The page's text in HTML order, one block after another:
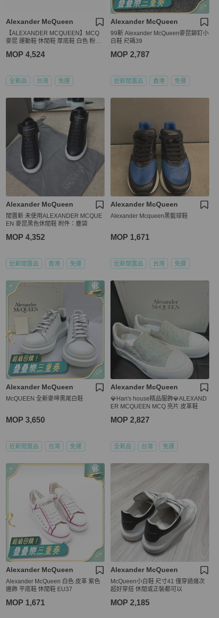
Alexander McQueen
【ALEXANDER MCQUEEN】MCQ
麥昆 運動鞋 休閒鞋 厚底鞋 白色 粉尾
0MOP 4,524
全新品 台灣 免運
Alexander McQueen
99新 Alexander McQueen麥昆鉚釘小
白鞋 尺碼39
MOP 2,787
近新閒置品 香港 免運
Alexander McQueen
閒置新 未使用ALEXANDER MCQUE
EN 麥昆黑色休閒鞋 附件：塵袋
MOP 4,352
近新閒置品 香港 免運
Alexander McQueen
Alexander Mcqueen黑藍球鞋
MOP 1,671
近新閒置品 台灣 免運
Alexander McQueen
McQUEEN 全新麥坤黑尾白鞋
MOP 3,650
近新閒置品 台灣 免運
Alexander McQueen
💎Han's house精品服飾💎ALEXAND
ER MCQUEEN MCQ 亮片 皮革鞋
MOP 2,827
全新品 台灣 免運
Alexander McQueen
Alexander McQueen 白色 皮革 紫色
邊飾 平底鞋 休閒鞋 EU37
MOP 1,671
Alexander McQueen
McQueen小白鞋 尺寸41 僅穿過幾次
超好穿搭 休閒或正裝都可以
MOP 2,185